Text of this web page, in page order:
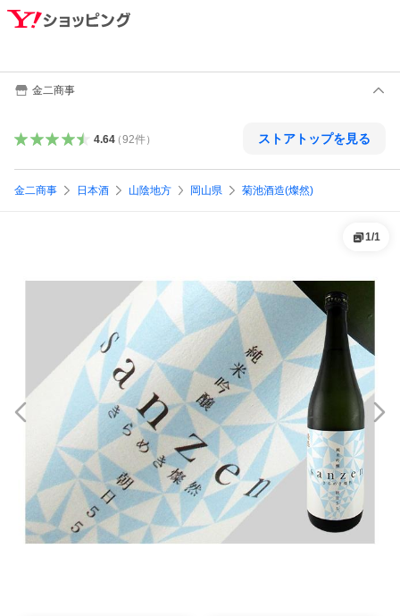
金二商事
4.64（92件） ストアトップを見る
金二商事 日本酒 山陰地方 岡山県 菊池酒造(燦然)
1/1